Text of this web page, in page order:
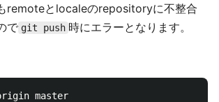
remoteとlocaleのrepositoryに不整合
で git push 時にエラーとなります。